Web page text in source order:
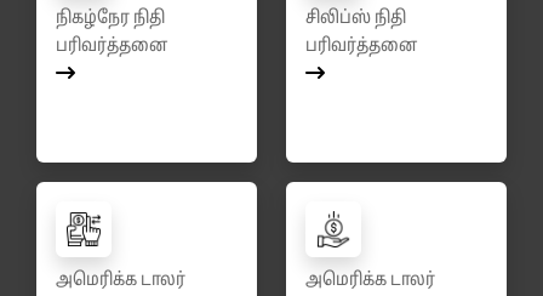
நிகழ்நேர நிதி
பரிவர்த்தனை
சிலிப்ஸ் நிதி
பரிவர்த்தனை
அமெரிக்க டாலர்
அமெரிக்க டாலர்